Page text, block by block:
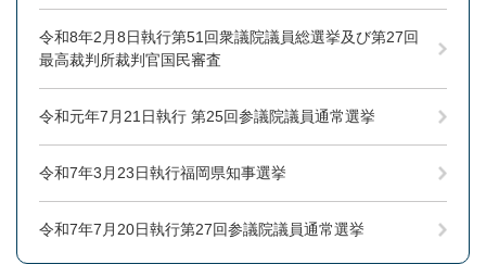
令和8年2月8日執行第51回衆議院議員総選挙及び第27回
最高裁判所裁判官国民審査
令和元年7月21日執行 第25回参議院議員通常選挙
令和7年3月23日執行福岡県知事選挙
令和7年7月20日執行第27回参議院議員通常選挙